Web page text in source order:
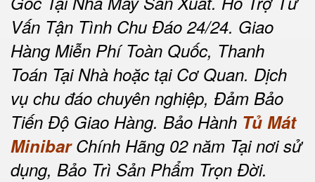
Vấn Tận Tình Chu Đáo 24/24. Giao
Hàng Miễn Phí Toàn Quốc, Thanh
Toán Tại Nhà hoặc tại Cơ Quan. Dịch
vụ chu đáo chuyên nghiệp, Đảm Bảo
Tiến Độ Giao Hàng. Bảo Hành Tủ Mát
MinibarChính Hãng 02 năm Tại nơi sử
dụng, Bảo Trì Sản Phẩm Trọn Đời.